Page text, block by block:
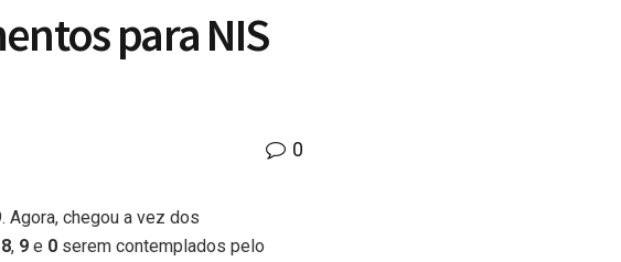
para NIS
0
chegou a vez dos
8, 9 e 0 serem contemplados pelo